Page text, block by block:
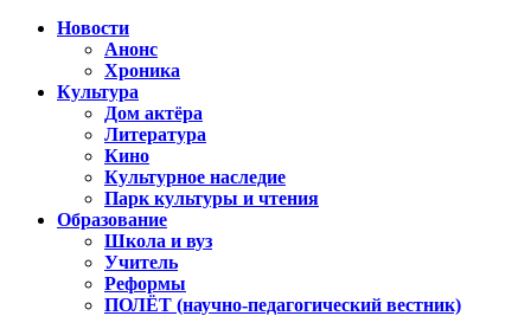
Новости
Анонс
Хроника
Культура
Дом актёра
Литература
Кино
Культурное наследие
Парк культуры и чтения
Образование
Школа и вуз
Учитель
Реформы
ПОЛЁТ (научно-педагогический вестник)